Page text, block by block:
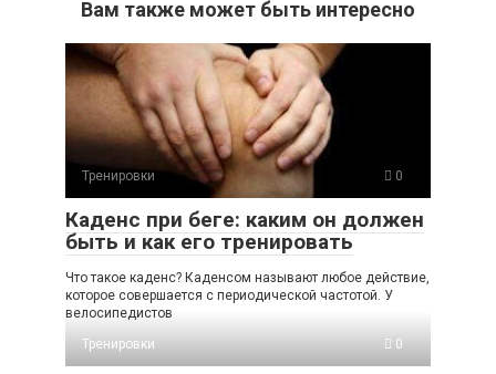
Вам также может быть интересно
Тренировки 0
Каденс при беге: каким он должен
быть и как его тренировать
Что такое каденс? Каденсом называют любое действие,
которое совершается с периодической частотой. У
велосипедистов
Тренировки
0